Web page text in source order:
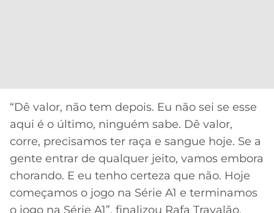
“Dê valor, não tem depois. Eu não sei se esse
aqui é o último, ninguém sabe. Dê valor,
corre, precisamos ter raça e sangue hoje. Se a
gente entrar de qualquer jeito, vamos embora
chorando. E eu tenho certeza que não. Hoje
começamos o jogo na Série A1 e terminamos
o jogo na Série A1”, finalizou Rafa Travalão.